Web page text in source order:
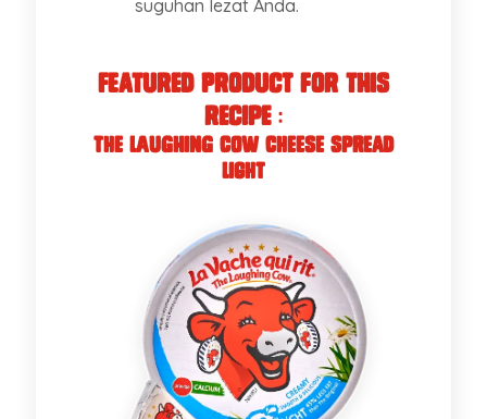
suguhan lezat Anda.
Featured Product for this
recipe :
The Laughing Cow Cheese Spread
Light